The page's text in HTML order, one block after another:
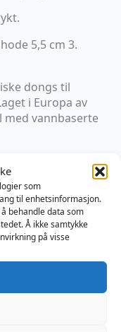
som
til enhetsinformasjon.
behandle data som
Å ikke samtykke
på visse
5,5 cm 3.
dongs til
i Europa av
med vannbaserte
får leketøyet ditt.
og
leketøyet før
og du er i